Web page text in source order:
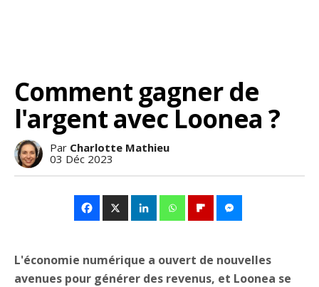
Comment gagner de
l'argent avec Loonea ?
Par Charlotte Mathieu
03 Déc 2023
L'économie numérique a ouvert de nouvelles
avenues pour générer des revenus, et Loonea se